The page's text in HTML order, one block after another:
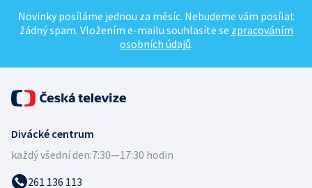
Novinky posíláme jednou za měsíc. Nebudeme vám posílat
žádný spam. Vložením e-mailu souhlasíte se zpracováním
osobních údajů.